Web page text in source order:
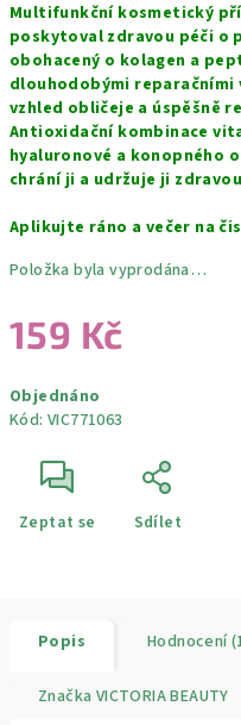
Multifunkční kosmetický
poskytoval zdravou péči o
obohacený o kolagen a
dlouhodobými
vzhled obličeje a úspěšně
Antioxidační kombinace
hyaluronové a konopného
chrání ji a udržuje ji
Aplikujte ráno a večer na
Položka byla vyprodána…
159 Kč
cena:
Objednáno
Kód: VIC771063
Zeptat se Sdílet
Popis Hodnocení
Značka VICTORIA BEAUTY